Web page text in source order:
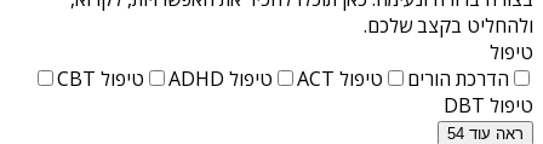
ולהחליט בקצב שלכם.
טיפול
הדרכת הורים
טיפול ACT טיפול ADHD
טיפול CBT
טיפול DBT
ראה עוד 54